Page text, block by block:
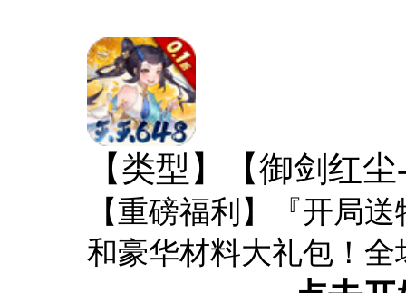
【类型】【御剑红
【重磅福利】『开局
和豪华材料大礼包！全